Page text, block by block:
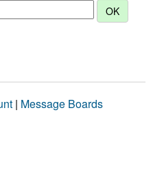
| Message Boards